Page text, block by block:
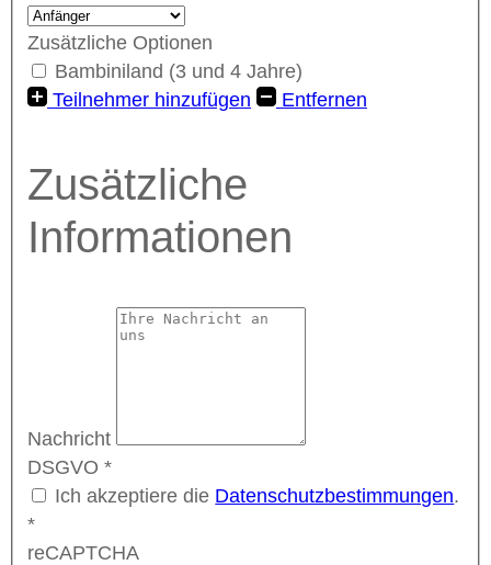
Zusätzliche Optionen
Bambiniland (3 und 4 Jahre)
Teilnehmer hinzufügen
Entfernen
Zusätzliche
Informationen
Nachricht
DSGVO*
Ich akzeptiere die Datenschutzbestimmungen.
*
reCAPTCHA